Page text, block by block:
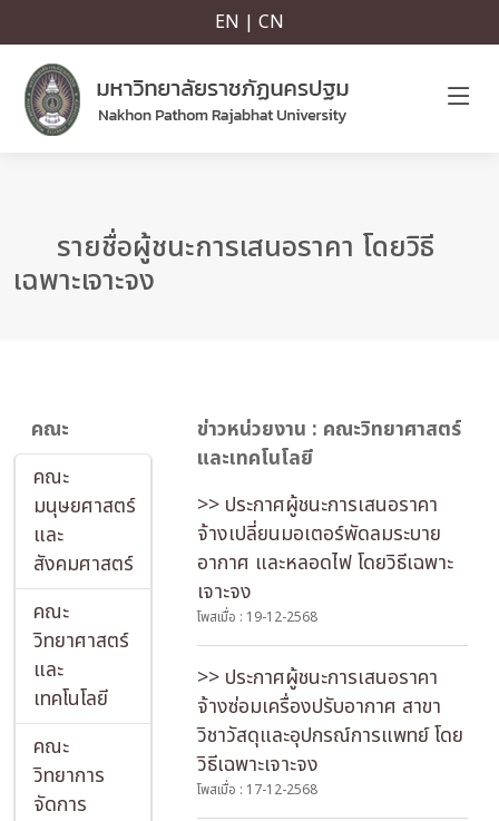
EN | CN
รายชื่อผู้ชนะการเสนอราคา โดยวิธี
เฉพาะเจาะจง
คณะ
คณะ
มนุษยศาสตร์
และ
สังคมศาสตร์
คณะ
วิทยาศาสตร์
และ
เทคโนโลยี
คณะ
วิทยาการ
จัดการ
ข่าวหน่วยงาน : คณะวิทยาศาสตร์
และเทคโนโลยี
>> ประกาศผู้ชนะการเสนอราคา
จ้างเปลี่ยนมอเตอร์พัดลมระบาย
อากาศ และหลอดไฟ โดยวิธีเฉพาะ
เจาะจง
โพสเมื่อ : 19-12-2568
>> ประกาศผู้ชนะการเสนอราคา
จ้างซ่อมเครื่องปรับอากาศ สาขา
วิชาวัสดุและอุปกรณ์การแพทย์ โดย
วิธีเฉพาะเจาะจง
โพสเมื่อ : 17-12-2568